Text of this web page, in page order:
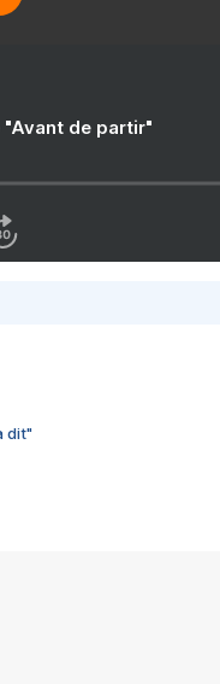
"Avant de partir"
dit"